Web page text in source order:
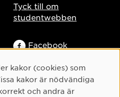
Tyck till om
studentwebben
Facebook
TikTok
kakor (cookies) som
kakor är nödvändiga
och andra är